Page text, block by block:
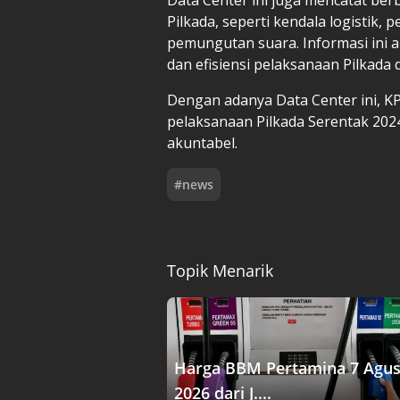
Pilkada, seperti kendala logistik,
pemungutan suara. Informasi ini
dan efisiensi pelaksanaan Pilkada
Dengan adanya Data Center ini,
pelaksanaan Pilkada Serentak
akuntabel.
#news
Topik Menarik
Harga BBM Pertamina 7
2026 dari J....